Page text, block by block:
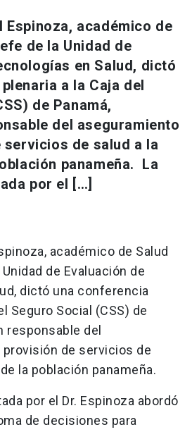
Espinoza, académico de
de la Unidad de
en Salud, dictó
a la Caja del
de Panamá,
del aseguramiento
de salud a la
panameña. La
por el […]
académico de Salud
de Evaluación de
dictó una conferencia
Seguro Social (CSS) de
responsable del
de servicios de
la población panameña.
por el Dr. Espinoza abordó
de decisiones para